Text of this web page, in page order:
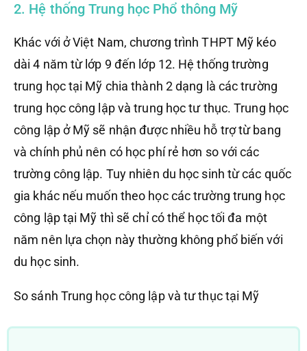
2. Hệ thống Trung học Phổ thông Mỹ
Khác với ở Việt Nam, chương trình THPT Mỹ kéo
dài 4 năm từ lớp 9 đến lớp 12. Hệ thống trường
trung học tại Mỹ chia thành 2 dạng là các trường
trung học công lập và trung học tư thục. Trung học
công lập ở Mỹ sẽ nhận được nhiều hỗ trợ từ bang
và chính phủ nên có học phí rẻ hơn so với các
trường công lập. Tuy nhiên du học sinh từ các quốc
gia khác nếu muốn theo học các trường trung học
công lập tại Mỹ thì sẽ chỉ có thể học tối đa một
năm nên lựa chọn này thường không phổ biến với
du học sinh.
So sánh Trung học công lập và tư thục tại Mỹ